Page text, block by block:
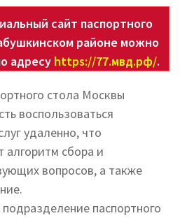
сайт паспортного
районе можно
адресу https://77.мвд.рф/.
стола Москвы
воспользоваться
удаленно, что
алгоритм сбора и
вопросов, а также
паспортного